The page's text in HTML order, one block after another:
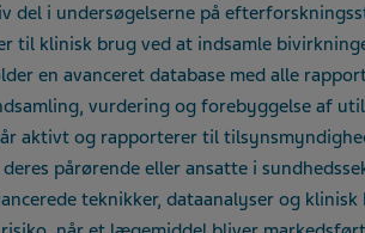
del i undersøgelserne på
til klinisk brug ved at indsamle
en avanceret database med alle
vurdering og forebyggelse af
aktivt og rapporterer til
pårørende eller ansatte i
teknikker, dataanalyser og